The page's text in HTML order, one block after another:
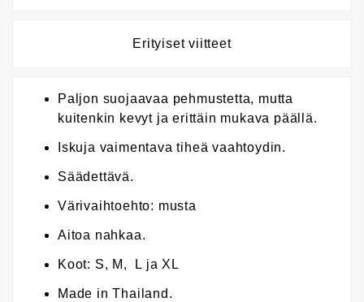
Erityiset viitteet
Paljon suojaavaa pehmustetta, mutta
kuitenkin kevyt ja erittäin mukava päällä.
Iskuja vaimentava tiheä vaahtoydin.
Säädettävä.
Värivaihtoehto: musta
Aitoa nahkaa.
Koot: S, M, L ja XL
Made in Thailand.